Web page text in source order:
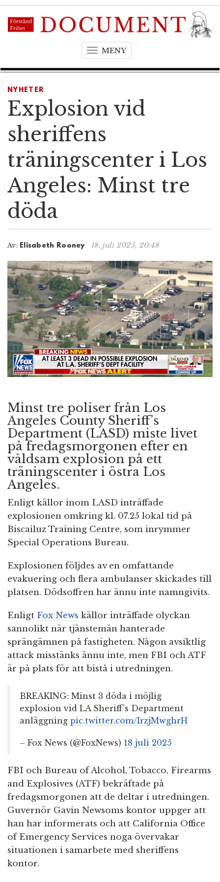
MENYT
g
l
i
g
a
t
n
NYHETER
Explosion vid
sheriffens
träningscenter i Los
Angeles: Minst tre
döda
Av: Elisabeth Rooney 18. juli 2025, 20:48
Minst tre poliser från Los
Angeles County Sheriff’s
Department (LASD) miste livet
på fredagsmorgonen efter en
våldsam explosion på ett
träningscenter i östra Los
Angeles.
Enligt källor inom LASD inträffade
explosionen omkring kl. 07.25 lokal tid på
Biscailuz Training Centre, som inrymmer
Special Operations Bureau.
Explosionen följdes av en omfattande
evakuering och flera ambulanser skickades till
platsen. Dödsoffren har ännu inte namngivits.
Enligt Fox News källor inträffade olyckan
sannolikt när tjänstemän hanterade
sprängämnen på fastigheten. Någon avsiktlig
attack misstänks ännu inte, men FBI och ATF
är på plats för att bistå i utredningen.
BREAKING: Minst 3 döda i möjlig
explosion vid LA Sheriff’s Department
anläggning pic.twitter.com/IrzjMwghrH
– Fox News (@FoxNews) 18 juli 2025
FBI och Bureau of Alcohol, Tobacco, Firearms
and Explosives (ATF) bekräftade på
fredagsmorgonen att de deltar i utredningen.
Guvernör Gavin Newsoms kontor uppger att
han har informerats och att California Office
of Emergency Services noga övervakar
situationen i samarbete med sheriffens
kontor.